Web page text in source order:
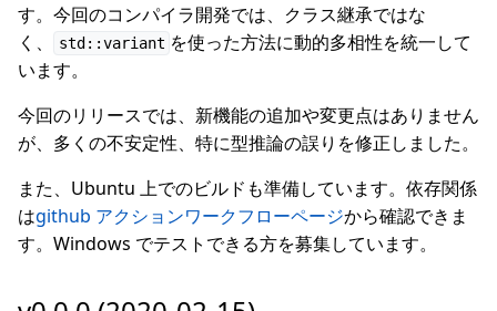
す。今回のコンパイラ開発では、クラス継承ではな
く、
std::variant を使った方法に動的多相性を統一して
います。
今回のリリースでは、新機能の追加や変更点はありません
が、多くの不安定性、特に型推論の誤りを修正しました。
また、Ubuntu 上でのビルドも準備しています。依存関係
はgithub アクションワークフローページから確認できま
す。Windows でテストできる方を募集しています。